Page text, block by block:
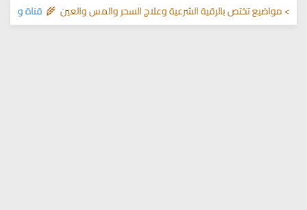
قناة وشفاء لماتختص بالرقية الشرعية وعلاج السحر والمس والعين 🌾